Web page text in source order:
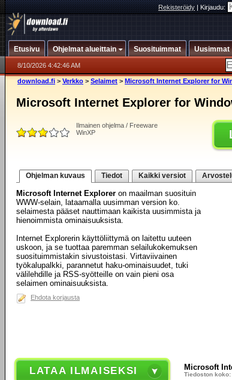
Rekisteröidy|Kirjaudu:
Etusivu Ohjelmat alueittain Suosituimmat Uusimmat
8/10/2026 4:42:46 AM
download.fi > Verkko > Selaimet > Microsoft Internet Explorer for
Microsoft Internet Explorer for
Ilmainen ohjelma / Freeware
WinXP
Ohjelman kuvaus Tiedot Kaikki versiot
Microsoft Internet Explorer on maailman suosituin
WWW-selain, lataamalla uusimman version ko.
selaimesta pääset nauttimaan kaikista uusimmista ja
hienoimmista ominaisuuksista.
Internet Explorerin käyttöliittymä on laitettu uuteen
uskoon, ja se tuottaa paremman selailukokemuksen
suosituimmistakin sivustoistasi. Virtaviivainen
työkalupalkki, parannetut haku-ominaisuudet, tuki
välilehdille ja RSS-syötteille on vain pieni osa
selaimen ominaisuuksista.
Ehdota korjausta
LATAA ILMAISEKSI Microsoft
Tiedoston koko: